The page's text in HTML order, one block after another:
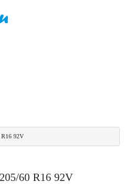
92V
60 R16 92V